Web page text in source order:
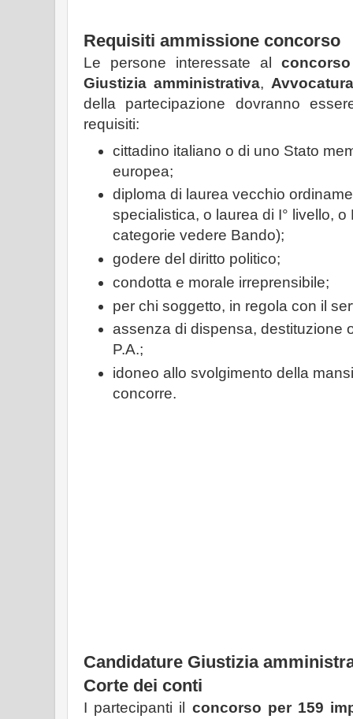
Requisiti ammissione concorso
Le persone interessate al
Giustizia amministrativa,
della partecipazione dovranno
requisiti:
cittadino italiano o di uno Stato
europea;
diploma di laurea vecchio
specialistica, o laurea di I° livello, o
categorie vedere Bando);
godere del diritto politico;
condotta e morale irreprensibile;
per chi soggetto, in regola con il
assenza di dispensa, destituzione
P.A.;
idoneo allo svolgimento della
concorre.
Candidature Giustizia
Corte dei conti
I partecipanti il concorso per 159